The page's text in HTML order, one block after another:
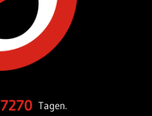
7270 Tagen.